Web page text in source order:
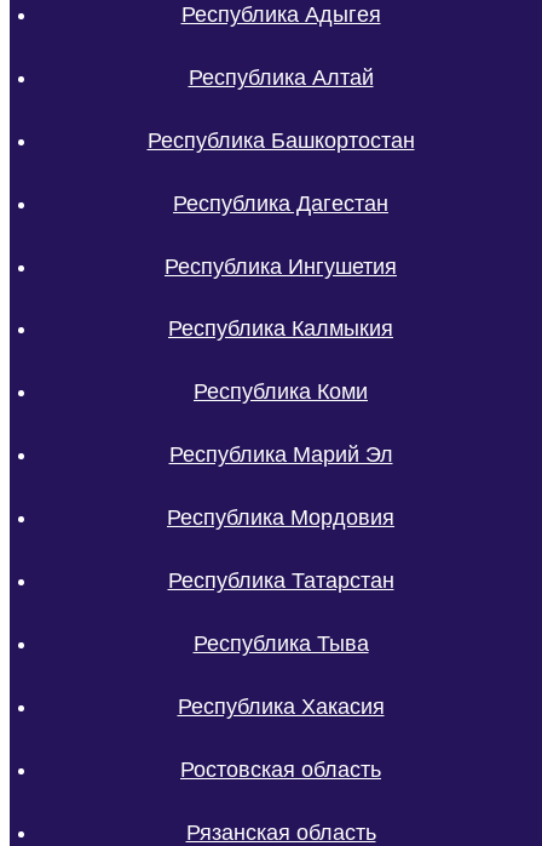
Республика Адыгея
Республика Алтай
Республика Башкортостан
Республика Дагестан
Республика Ингушетия
Республика Калмыкия
Республика Коми
Республика Марий Эл
Республика Мордовия
Республика Татарстан
Республика Тыва
Республика Хакасия
Ростовская область
Рязанская область